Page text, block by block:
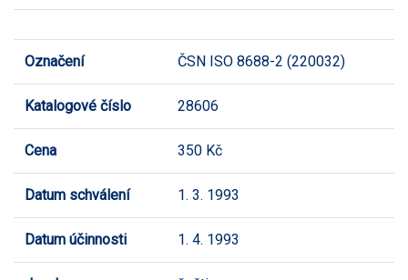
Označení ČSN ISO 8688-2 (220032)
Katalogové číslo 28606
Cena 350 Kč
Datum schválení 1. 3. 1993
Datum účinnosti 1. 4. 1993